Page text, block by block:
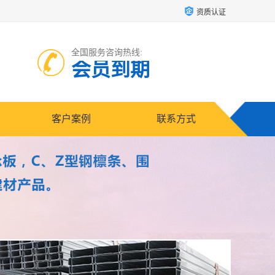
资质认证
全国服务咨询热线:
会员到期
客户案例 联系方式